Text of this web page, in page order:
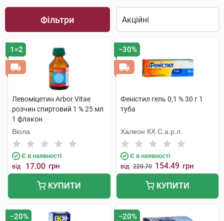
Препарати від опіків
Препарати від пролежнів
Препарати для лікування свербежу
Препарати при псоріазі, екземі
Протигрибкові препарати для зовнішнього
застосування
Фільтри
1=2
Левоміцетин Arbor Vitae
розчин спиртовий 1 % 25 мл
1 флакон
Віола
Є в наявності
від 17.00 грн
КУПИТИ
−30%
Феністил гель 0,1 % 30 г 1
туба
Халеон КХ С.а.р.л.
Є в наявності
від 220.70 154.49 грн
КУПИТИ
−20% −20%